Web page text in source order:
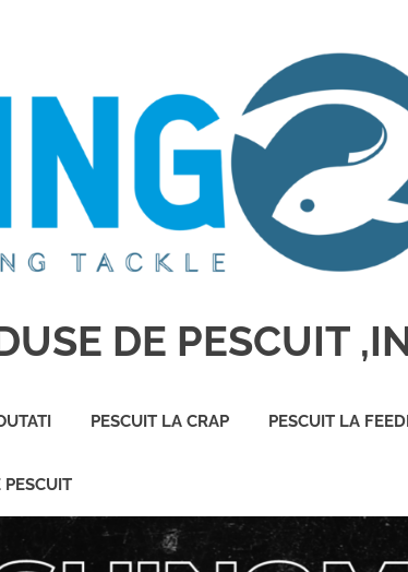
DE PESCUIT
PESCUIT LA CRAP PESCUIT LA
PESCUIT